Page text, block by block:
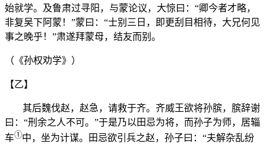
始就学。及鲁肃过寻阳，与蒙论议，大惊曰：“卿今者才略，
非复吴下阿蒙！”蒙曰：“士别三日，即更刮目相待，大兄何见
事之晚乎！”肃遂拜蒙母，结友而别。
（《孙权劝学》）
【乙】
ㅤㅤ其后魏伐赵，赵急，请救于齐。齐威王欲将孙膑，膑辞谢
曰：“刑余之人不可。”于是乃以田忌为将，而孙子为师，居辎
车①中，坐为计谋。田忌欲引兵之赵，孙子曰：“夫解杂乱纷